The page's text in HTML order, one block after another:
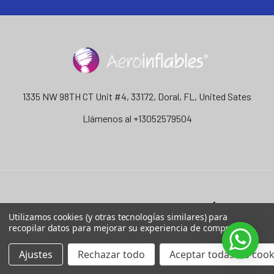
1335 NW 98TH CT Unit #4, 33172, Doral, FL, United Sates
Llámenos al +13052579504
NAVEGAR
Contáctenos
Envío & Devoluciones
CATEGORÍAS
Inflables con Motor
Inflables Sellados
Utilizamos cookies (y otras tecnologías similares) para
recopilar datos para mejorar su experiencia de compra.
Ajustes Rechazar todo Aceptar todas las